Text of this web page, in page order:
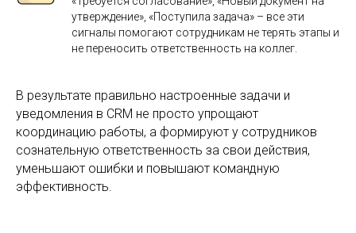
утверждение», «Поступила задача» – все эти
сигналы помогают сотрудникам не терять этапы и
не переносить ответственность на коллег.
В результате правильно настроенные задачи и
уведомления в CRM не просто упрощают
координацию работы, а формируют у сотрудников
сознательную ответственность за свои действия,
уменьшают ошибки и повышают командную
эффективность.